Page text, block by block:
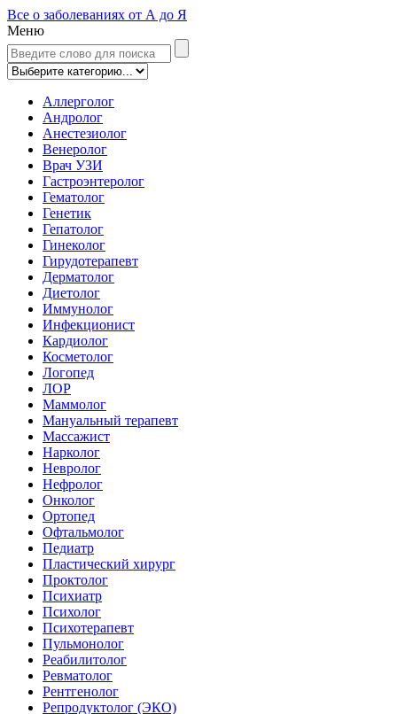
Все о заболеваниях от А до Я
Меню
Аллерголог
Андролог
Анестезиолог
Венеролог
Врач УЗИ
Гастроэнтеролог
Гематолог
Генетик
Гепатолог
Гинеколог
Гирудотерапевт
Дерматолог
Диетолог
Иммунолог
Инфекционист
Кардиолог
Косметолог
Логопед
ЛОР
Маммолог
Мануальный терапевт
Массажист
Нарколог
Невролог
Нефролог
Онколог
Ортопед
Офтальмолог
Педиатр
Пластический хирург
Проктолог
Психиатр
Психолог
Психотерапевт
Пульмонолог
Реабилитолог
Ревматолог
Рентгенолог
Репродуктолог (ЭКО)